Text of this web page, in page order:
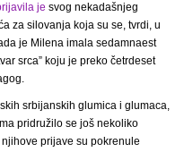
je svog nekadašnjeg
za silovanja koja su se, tvrdi, u
je Milena imala sedamnaest
srca” koju je preko četrdeset
srbijanskih glumica i glumaca,
pridružilo se još nekoliko
prijave su pokrenule